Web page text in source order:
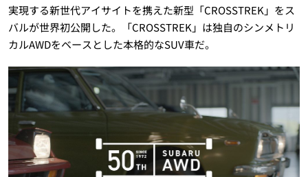
実現する新世代アイサイトを携えた新型「CROSSTREK」をス
バルが世界初公開した。「CROSSTREK」は独自のシンメトリ
カルAWDをベースとした本格的なSUV車だ。